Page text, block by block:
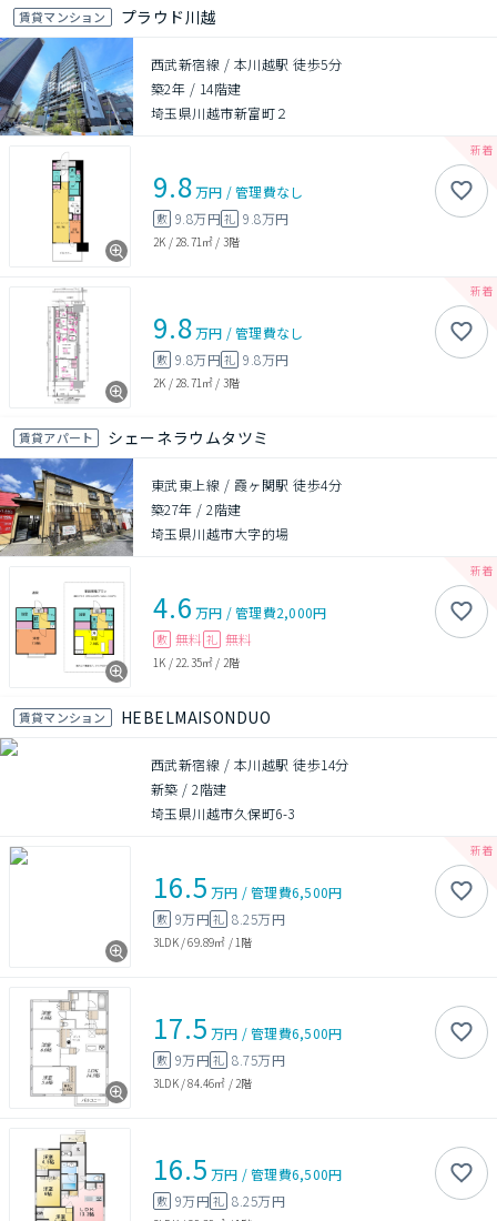
賃貸マンション プラウド川越
西武新宿線 / 本川越駅 徒歩5分
築2年 / 14階建
埼玉県川越市新富町２
9.8万円 /管理費なし
敷 9.8万円礼 9.8万円
2K / 28.71㎡ / 3階
9.8万円 /管理費なし
敷 9.8万円礼 9.8万円
2K / 28.71㎡ / 3階
賃貸アパート シェーネラウムタツミ
東武東上線 / 霞ヶ関駅 徒歩4分
築27年 /2階建
埼玉県川越市大字的場
4.6 万円 /管理費2,000円
敷 無料 礼 無料
1K / 22.35㎡ / 2階
賃貸マンション HEBELMAISONDUO
西武新宿線 / 本川越駅 徒歩14分
新築 /2階建
埼玉県川越市久保町6-3
16.5 万円 /管理費6,500円
敷 9万円礼 8.25万円
3LDK/69.89㎡ / 1階
17.5 万円 /管理費6,500円
敷 9万円礼 8.75万円
3LDK/84.46㎡ / 2階
16.5 万円 /管理費6,500円
敷 9万円礼 8.25万円